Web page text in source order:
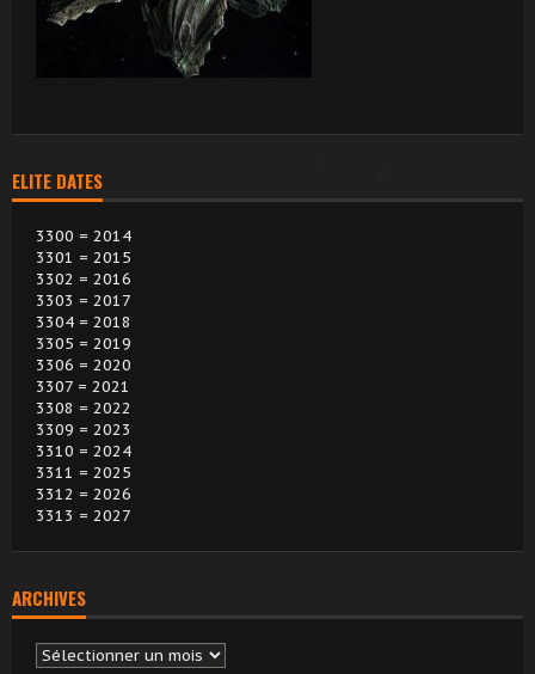
ELITE DATES
3300 = 2014
3301 = 2015
3302 = 2016
3303 = 2017
3304 = 2018
3305 = 2019
3306 = 2020
3307 = 2021
3308 = 2022
3309 = 2023
3310 = 2024
3311 = 2025
3312 = 2026
3313 = 2027
ARCHIVES
Archives